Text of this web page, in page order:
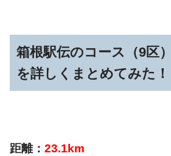
箱根駅伝のコース（9区
を詳しくまとめてみた！
距離： 23.1km